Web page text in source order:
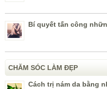
Bí quyết tấn công
CHĂM SÓC LÀM ĐẸP
Cách trị nám da bằng